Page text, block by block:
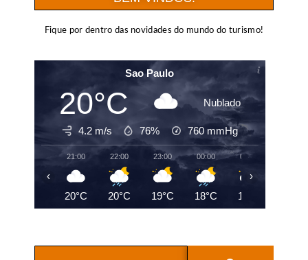
Fique por dentro das novidades do mundo do turismo!
Sao Paulo
20°C Nublado
4.2 m/s 76% 760 mmHg
21:00
20°C
22:00
20°C
23:00
19°C
00:00
18°C
01:00
17°C
‹ ›